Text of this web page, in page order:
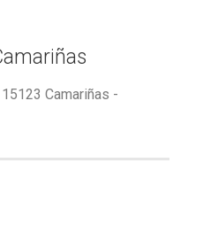
Camariñas -